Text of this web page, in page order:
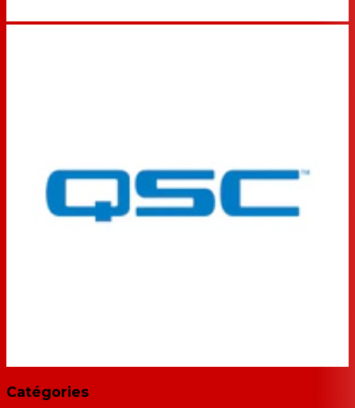
Catégories